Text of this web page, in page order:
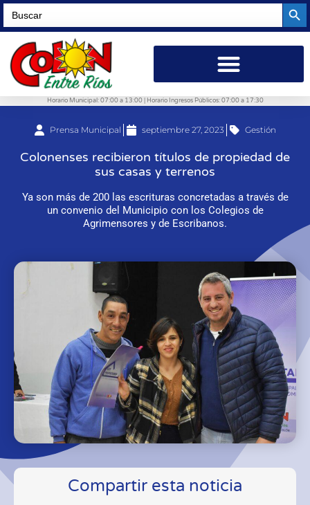
Search
for:
Horario Municipal: 07:00 a 13:00 | Horario Ingresos Públicos: 07:00 a 17:30
Prensa Municipal septiembre 27, 2023 Gestión
Colonenses recibieron títulos de propiedad de
sus casas y terrenos
Ya son más de 200 las escrituras concretadas a través de
un convenio del Municipio con los Colegios de
Agrimensores y de Escribanos.
Compartir esta noticia